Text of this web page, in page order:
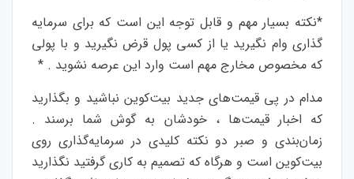
*نکته بسیار مهم و قابل توجه این است که برای سرمایه
گذاری وام نگیرید یا از کسی پول قرض نگیرید و با پولی
که مخصوص مخارج مهم است وارد این عرصه نشوید . *
مدام در پی قیمت‌های جدید بیت‌کوین نباشید و بگذارید
که اخبار قیمت‌ها ، خودشان به گوش شما برسند .
زمان‌بندی و صبر دو نکته کلیدی در سرمایه‌گذاری روی
بیت‌کوین است و هرگاه که تصمیم به کاری گرفتید نگذارید